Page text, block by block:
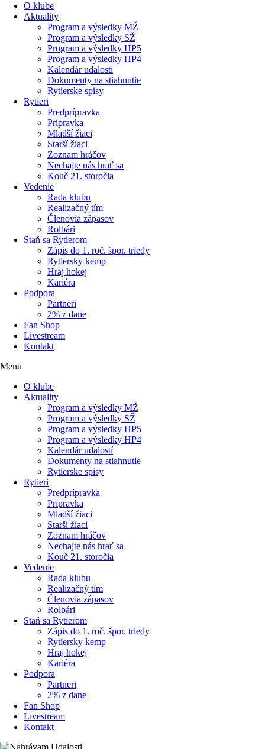
O klube
Aktuality
Program a výsledky MŽ
Program a výsledky SŽ
Program a výsledky HP5
Program a výsledky HP4
Kalendár udalostí
Dokumenty na stiahnutie
Rytierske spisy
Rytieri
Predprípravka
Prípravka
Mladší žiaci
Starší žiaci
Zoznam hráčov
Nechajte nás hrať sa
Kouč 21. storočia
Vedenie
Rada klubu
Realizačný tím
Členovia zápasov
Rolbári
Staň sa Rytierom
Zápis do 1. roč. špor. triedy
Rytiersky kemp
Hraj hokej
Kariéra
Podpora
Partneri
2% z dane
Fan Shop
Livestream
Kontakt
Menu
O klube
Aktuality
Program a výsledky MŽ
Program a výsledky SŽ
Program a výsledky HP5
Program a výsledky HP4
Kalendár udalostí
Dokumenty na stiahnutie
Rytierske spisy
Rytieri
Predprípravka
Prípravka
Mladší žiaci
Starší žiaci
Zoznam hráčov
Nechajte nás hrať sa
Kouč 21. storočia
Vedenie
Rada klubu
Realizačný tím
Členovia zápasov
Rolbári
Staň sa Rytierom
Zápis do 1. roč. špor. triedy
Rytiersky kemp
Hraj hokej
Kariéra
Podpora
Partneri
2% z dane
Fan Shop
Livestream
Kontakt